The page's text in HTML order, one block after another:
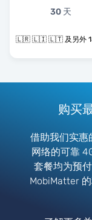
30 天
🇱🇷 🇱🇮 🇱🇹
购买
借助我们实惠
网络的可靠
套餐均为预
MobiMatter